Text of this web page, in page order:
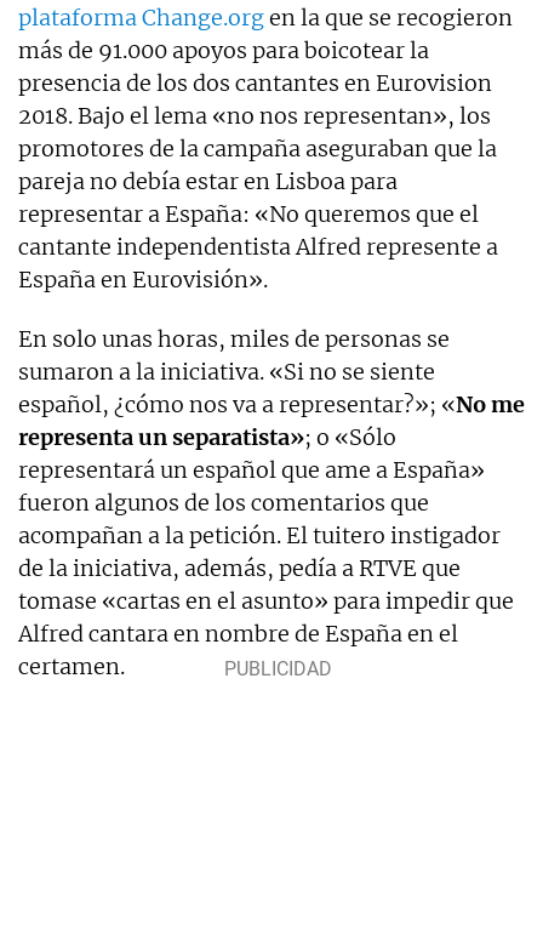
plataforma Change.orgen la que se recogieron
más de 91.000 apoyos para boicotear la
presencia de los dos cantantes en Eurovision
2018. Bajo el lema «no nos representan», los
promotores de la campaña aseguraban que la
pareja no debía estar en Lisboa para
representar a España: «No queremos que el
cantante independentista Alfred represente a
España en Eurovisión».
En solo unas horas, miles de personas se
sumaron a la iniciativa. «Si no se siente
español, ¿cómo nos va a representar?»; «No me
representa un separatista»; o «Sólo
representará un español que ame a España»
fueron algunos de los comentarios que
acompañan a la petición. El tuitero instigador
de la iniciativa, además, pedía a RTVE que
tomase «cartas en el asunto» para impedir que
Alfred cantara en nombre de España en el
certamen.